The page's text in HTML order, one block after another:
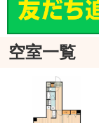
空室一覧